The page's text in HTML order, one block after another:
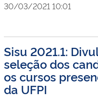
30/03/2021 10:01
Sisu 2021.1:
seleção dos
os cursos
da UFPI